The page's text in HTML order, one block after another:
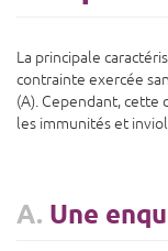
La principale
contrainte exercée
(A). Cependant, cette
les immunités et
A. Une